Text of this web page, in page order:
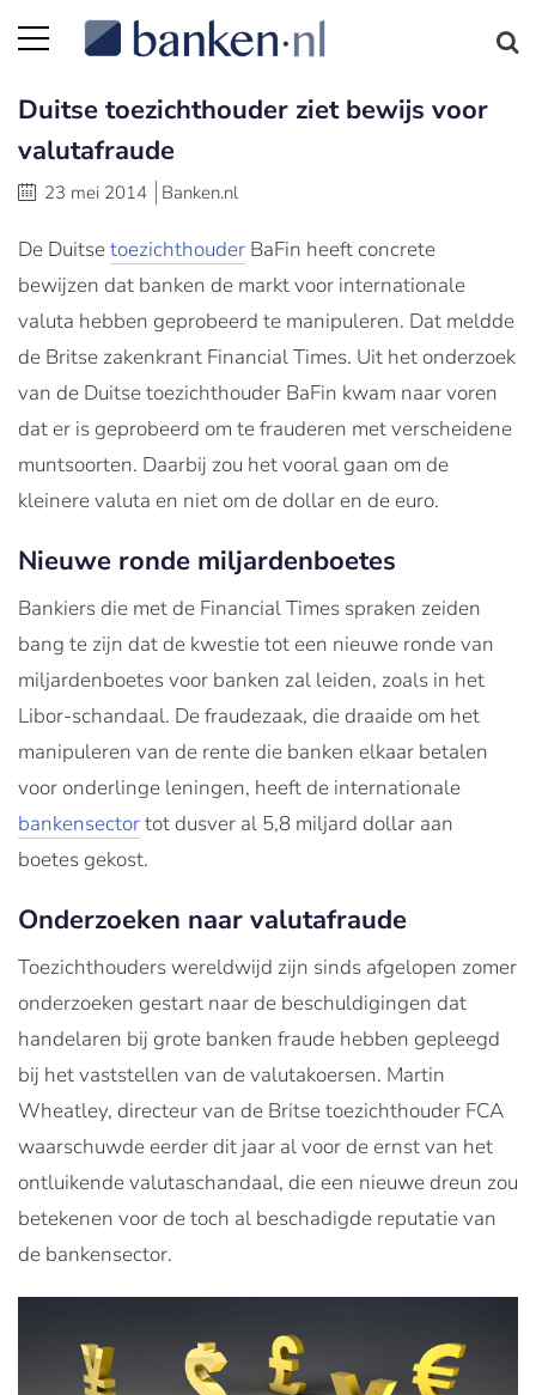
Duitse toezichthouder ziet bewijs voor
valutafraude
23 mei 2014 Banken.nl
De Duitsetoezichthouder BaFin heeft concrete
bewijzen dat banken de markt voor internationale
valuta hebben geprobeerd te manipuleren. Dat meldde
de Britse zakenkrant Financial Times. Uit het onderzoek
van de Duitse toezichthouder BaFin kwam naar voren
dat er is geprobeerd om te frauderen met verscheidene
muntsoorten. Daarbij zou het vooral gaan om de
kleinere valuta en niet om de dollar en de euro.
Nieuwe ronde miljardenboetes
Bankiers die met de Financial Times spraken zeiden
bang te zijn dat de kwestie tot een nieuwe ronde van
miljardenboetes voor banken zal leiden, zoals in het
Libor-schandaal. De fraudezaak, die draaide om het
manipuleren van de rente die banken elkaar betalen
voor onderlinge leningen, heeft de internationale
bankensectortot dusver al 5,8 miljard dollar aan
boetes gekost.
Onderzoeken naar valutafraude
Toezichthouders wereldwijd zijn sinds afgelopen zomer
onderzoeken gestart naar de beschuldigingen dat
handelaren bij grote banken fraude hebben gepleegd
bij het vaststellen van de valutakoersen. Martin
Wheatley, directeur van de Britse toezichthouder FCA
waarschuwde eerder dit jaar al voor de ernst van het
ontluikende valutaschandaal, die een nieuwe dreun zou
betekenen voor de toch al beschadigde reputatie van
de bankensector.